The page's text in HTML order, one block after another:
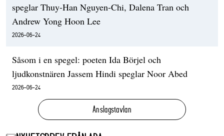
speglar Thuy-Han Nguyen-Chi, Dalena Tran och
Andrew Yong Hoon Lee
2026-06-24
Såsom i en spegel: poeten Ida Börjel och
ljudkonstnären Jassem Hindi speglar Noor Abed
2026-06-24
Anslagstavlan